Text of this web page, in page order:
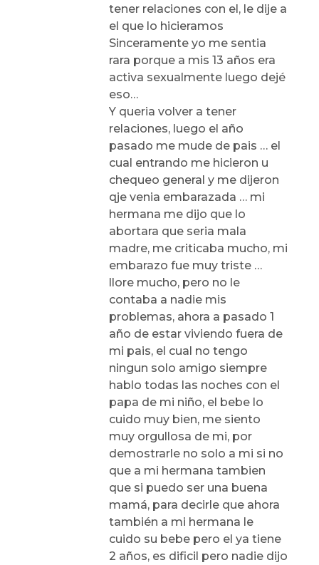
tener relaciones con el, le dije a
el que lo hicieramos
Sinceramente yo me sentia
rara porque a mis 13 años era
activa sexualmente luego dejé
eso…
Y queria volver a tener
relaciones, luego el año
pasado me mude de pais … el
cual entrando me hicieron u
chequeo general y me dijeron
qje venia embarazada … mi
hermana me dijo que lo
abortara que seria mala
madre, me criticaba mucho, mi
embarazo fue muy triste …
llore mucho, pero no le
contaba a nadie mis
problemas, ahora a pasado 1
año de estar viviendo fuera de
mi pais, el cual no tengo
ningun solo amigo siempre
hablo todas las noches con el
papa de mi niño, el bebe lo
cuido muy bien, me siento
muy orgullosa de mi, por
demostrarle no solo a mi si no
que a mi hermana tambien
que si puedo ser una buena
mamá, para decirle que ahora
también a mi hermana le
cuido su bebe pero el ya tiene
2 años, es dificil pero nadie dijo